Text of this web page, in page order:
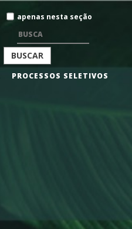
Busca
apenas nesta seção
PROCESSOS SELETIVOS